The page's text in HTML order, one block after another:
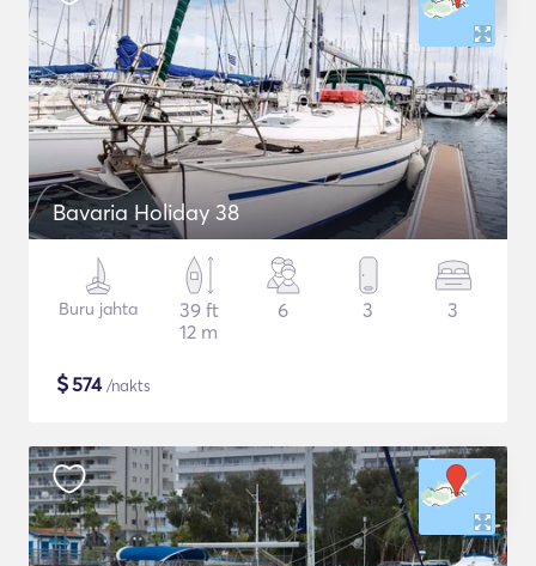
Bavaria Holiday 38
Buru jahta
39 ft
12 m
6 3 3
$574/nakts